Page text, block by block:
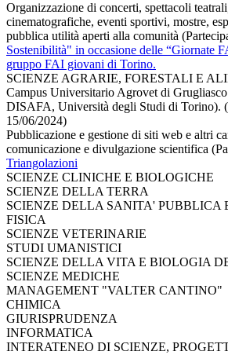
Organizzazione di concerti, spettacoli
cinematografiche, eventi sportivi, mostre,
pubblica utilità aperti alla comunità
Sostenibilità" in occasione delle “Giornate
gruppo FAI giovani di Torino.
SCIENZE AGRARIE, FORESTALI E
Campus Universitario Agrovet di
DISAFA, Università degli Studi di Torino).
15/06/2024)
Pubblicazione e gestione di siti web e altri
comunicazione e divulgazione scientifica
Triangolazioni
SCIENZE CLINICHE E BIOLOGICHE
SCIENZE DELLA TERRA
SCIENZE DELLA SANITA' PUBBLICA
FISICA
SCIENZE VETERINARIE
STUDI UMANISTICI
SCIENZE DELLA VITA E BIOLOGIA
SCIENZE MEDICHE
MANAGEMENT "VALTER CANTINO"
CHIMICA
GIURISPRUDENZA
INFORMATICA
INTERATENEO DI SCIENZE,